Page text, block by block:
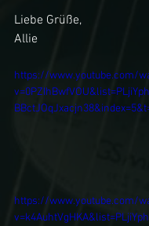
Liebe Grüße,
Allie
https://www.youtube.com/
https://www.youtube.com/